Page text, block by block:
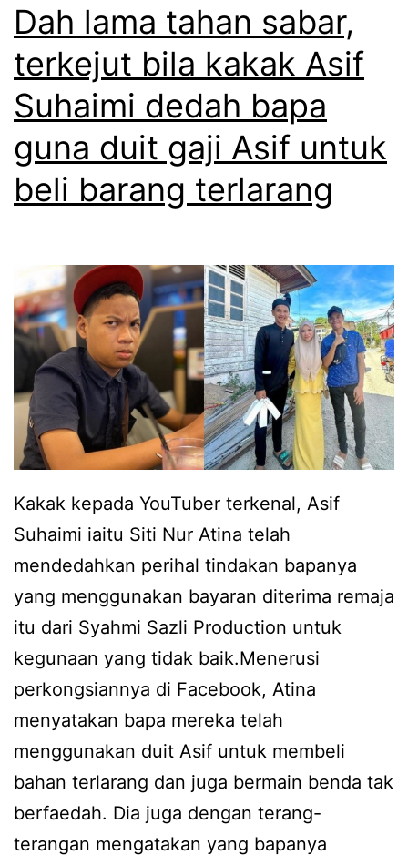
Dah lama tahan sabar,
terkejut bila kakak Asif
Suhaimi dedah bapa
guna duit gaji Asif untuk
beli barang terlarang
Kakak kepada YouTuber terkenal, Asif
Suhaimi iaitu Siti Nur Atina telah
mendedahkan perihal tindakan bapanya
yang menggunakan bayaran diterima remaja
itu dari Syahmi Sazli Production untuk
kegunaan yang tidak baik.Menerusi
perkongsiannya di Facebook, Atina
menyatakan bapa mereka telah
menggunakan duit Asif untuk membeli
bahan terlarang dan juga bermain benda tak
berfaedah. Dia juga dengan terang-
terangan mengatakan yang bapanya